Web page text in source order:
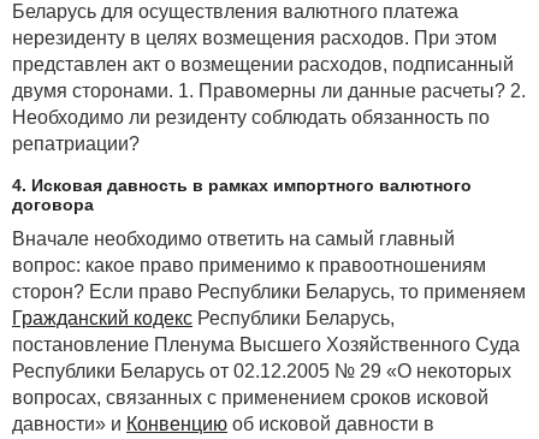
Беларусь для осуществления валютного платежа
нерезиденту в целях возмещения расходов. При этом
представлен акт о возмещении расходов, подписанный
двумя сторонами. 1. Правомерны ли данные расчеты? 2.
Необходимо ли резиденту соблюдать обязанность по
репатриации?
4. Исковая давность в рамках импортного валютного
договора
Вначале необходимо ответить на самый главный
вопрос: какое право применимо к правоотношениям
сторон? Если право Республики Беларусь, то применяем
Гражданский кодекс Республики Беларусь,
постановление Пленума Высшего Хозяйственного Суда
Республики Беларусь от 02.12.2005 № 29 «О некоторых
вопросах, связанных с применением сроков исковой
давности» и Конвенцию об исковой давности в